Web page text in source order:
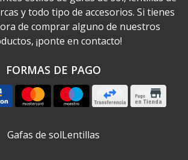
y todo tipo de accesorios. Si tienes
de comprar alguno de nuestros
¡ponte en contacto!
FORMAS DE PAGO
Gafas de solLentillas